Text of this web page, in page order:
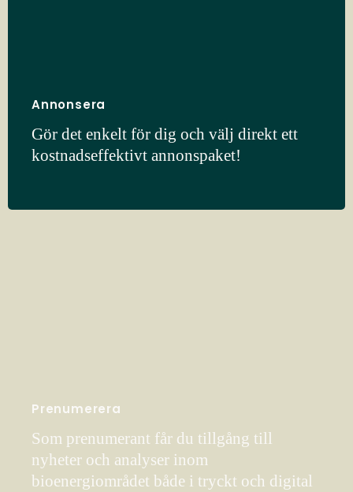
Annonsera
Gör det enkelt för dig och välj direkt ett
kostnadseffektivt annonspaket!
Prenumerera
Som prenumerant får du tillgång till
nyheter och analyser inom
bioenergiområdet både i tryckt och digital